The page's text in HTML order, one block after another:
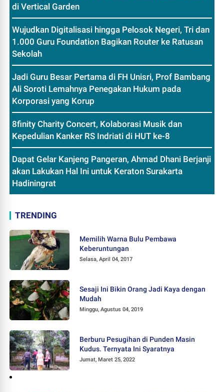
di Vertical Garden
Wujudkan Digitalisasi hingga Pelosok Negeri, Tri dan
1.000 Guru Foundation Bagikan Router ke Ratusan
Sekolah
Jadi Guru Besar Pertama di FH Unisri, Prof Bambang
Ali Soroti Lemahnya Penegakan Hukum pada
Korporasi yang Korup
8finity Charity Concert, Kolaborasi Musik dan
Kepedulian Kanker RS Indriati di HUT ke-8
Dapat Gelar Kanjeng Pangeran, Ahmad Dhani Berjanji
akan Lakukan Hal Ini untuk Keraton Surakarta
Hadiningrat
TRENDING
Memilih Warna Bulu Pembawa
Keberuntungan
Selasa, April 04, 2017
Sesaji Ini Bikin Orang Jadi Kaya dengan
Mudah
Minggu, Agustus 04, 2019
Berburu Pesugihan di Punden Masin
Kudus. Ternyata Ini Syaratnya
Jumat, Maret 25, 2022